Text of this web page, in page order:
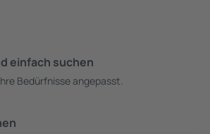
einfach suchen
Bedürfnisse angepasst.